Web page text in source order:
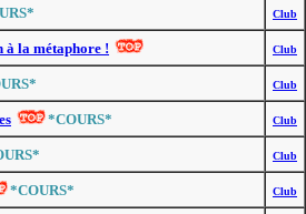
Club
à la métaphore ! Club
Club
*COURS* Club
Club
*COURS* Club